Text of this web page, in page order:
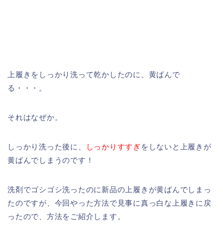
上履きをしっかり洗って乾かしたのに、黄ばんで
る・・・。
それはなぜか。
しっかり洗った後に、 しっかりすすぎをしないと上履きが
黄ばんでしまうのです！
洗剤でゴシゴシ洗ったのに新品の上履きが黄ばんでしまっ
たのですが、今回やった方法で見事に真っ白な上履きに戻
ったので、方法をご紹介します。